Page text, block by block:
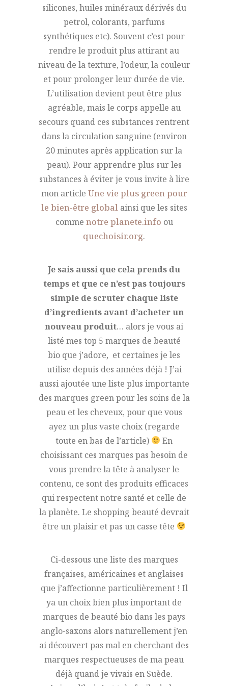
silicones, huiles minéraux dérivés du
petrol, colorants, parfums
synthétiques etc). Souvent c’est pour
rendre le produit plus attirant au
niveau de la texture, l’odeur, la couleur
et pour prolonger leur durée de vie.
L’utilisation devient peut être plus
agréable, mais le corps appelle au
secours quand ces substances rentrent
dans la circulation sanguine (environ
20 minutes après application sur la
peau). Pour apprendre plus sur les
substances à éviter je vous invite à lire
mon article Une vie plus green pour
le bien-être global ainsi que les sites
comme notre planete.info ou
quechoisir.org.
Je sais aussi que cela prends du
temps et que ce n’est pas toujours
simple de scruter chaque liste
d’ingredients avant d’acheter un
nouveau produit… alors je vous ai
listé mes top 5 marques de beauté
bio que j’adore, et certaines je les
utilise depuis des années déjà ! J’ai
aussi ajoutée une liste plus importante
des marques green pour les soins de la
peau et les cheveux, pour que vous
ayez un plus vaste choix (regarde
toute en bas de l’article)
En
choisissant ces marques pas besoin de
vous prendre la tête à analyser le
contenu, ce sont des produits efficaces
qui respectent notre santé et celle de
la planète. Le shopping beauté devrait
être un plaisir et pas un casse tête
Ci-dessous une liste des marques
françaises, américaines et anglaises
que j’affectionne particulièrement ! Il
ya un choix bien plus important de
marques de beauté bio dans les pays
anglo-saxons alors naturellement j’en
ai découvert pas mal en cherchant des
marques respectueuses de ma peau
déjà quand je vivais en Suède.